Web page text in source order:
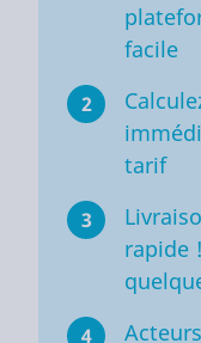
facile
2
tarif
3
rapide
4